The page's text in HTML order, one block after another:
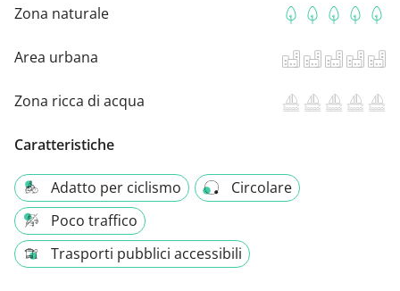
Zona naturale
Area urbana
Zona ricca di acqua
Caratteristiche
Adatto per ciclismo
Circolare
Poco traffico
Trasporti pubblici accessibili